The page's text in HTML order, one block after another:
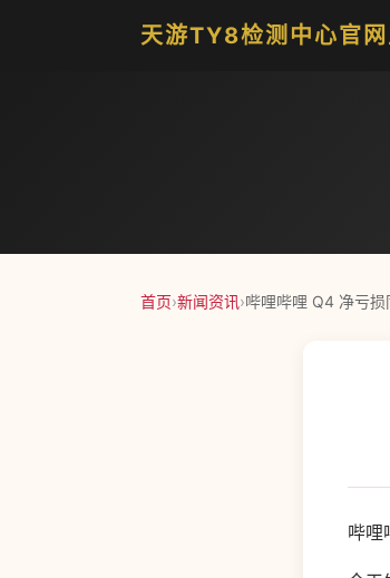
天游TY8检测中心官
首页›新闻资讯›哔哩哔哩 Q4 净亏
哔哩